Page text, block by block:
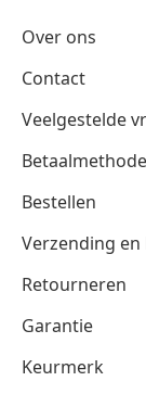
Over ons
Contact
Veelgestelde
Bestellen
Verzending
Retourneren
Garantie
Keurmerk